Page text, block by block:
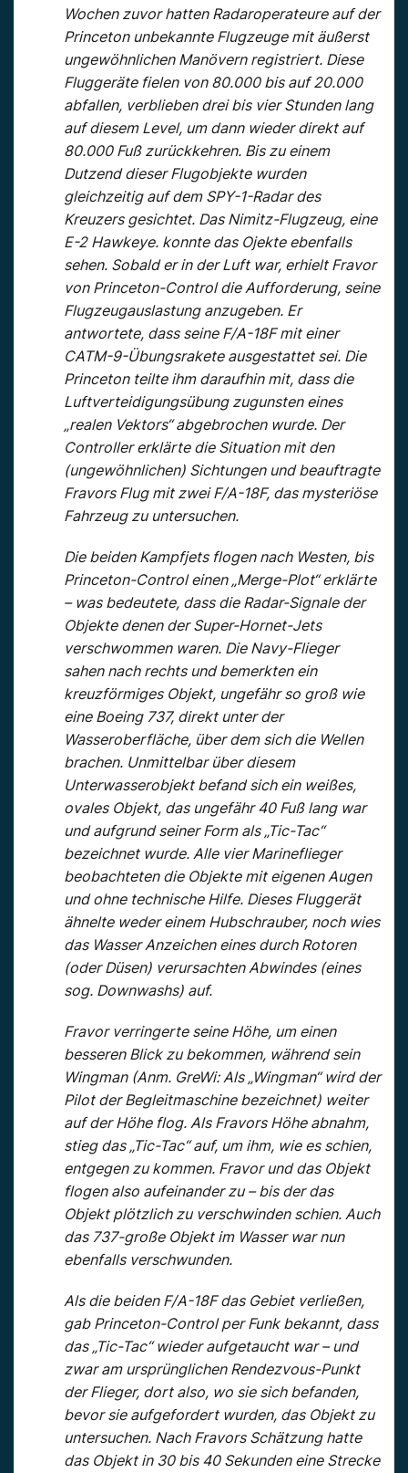
Wochen zuvor hatten Radaroperateure auf der
Princeton unbekannte Flugzeuge mit äußerst
ungewöhnlichen Manövern registriert. Diese
Fluggeräte fielen von 80.000 bis auf 20.000
abfallen, verblieben drei bis vier Stunden lang
auf diesem Level, um dann wieder direkt auf
80.000 Fuß zurückkehren. Bis zu einem
Dutzend dieser Flugobjekte wurden
gleichzeitig auf dem SPY-1-Radar des
Kreuzers gesichtet. Das Nimitz-Flugzeug, eine
E-2 Hawkeye. konnte das Ojekte ebenfalls
sehen. Sobald er in der Luft war, erhielt Fravor
von Princeton-Control die Aufforderung, seine
Flugzeugauslastung anzugeben. Er
antwortete, dass seine F/A-18F mit einer
CATM-9-Übungsrakete ausgestattet sei. Die
Princeton teilte ihm daraufhin mit, dass die
Luftverteidigungsübung zugunsten eines
„realen Vektors“ abgebrochen wurde. Der
Controller erklärte die Situation mit den
(ungewöhnlichen) Sichtungen und beauftragte
Fravors Flug mit zwei F/A-18F, das mysteriöse
Fahrzeug zu untersuchen.
Die beiden Kampfjets flogen nach Westen, bis
Princeton-Control einen „Merge-Plot“ erklärte
– was bedeutete, dass die Radar-Signale der
Objekte denen der Super-Hornet-Jets
verschwommen waren. Die Navy-Flieger
sahen nach rechts und bemerkten ein
kreuzförmiges Objekt, ungefähr so ​​groß wie
eine Boeing 737, direkt unter der
Wasseroberfläche, über dem sich die Wellen
brachen. Unmittelbar über diesem
Unterwasserobjekt befand sich ein weißes,
ovales Objekt, das ungefähr 40 Fuß lang war
und aufgrund seiner Form als „Tic-Tac“
bezeichnet wurde. Alle vier Marineflieger
beobachteten die Objekte mit eigenen Augen
und ohne technische Hilfe. Dieses Fluggerät
ähnelte weder einem Hubschrauber, noch wies
das Wasser Anzeichen eines durch Rotoren
(oder Düsen) verursachten Abwindes (eines
sog. Downwashs) auf.
Fravor verringerte seine Höhe, um einen
besseren Blick zu bekommen, während sein
Wingman (Anm. GreWi: Als „Wingman“ wird der
Pilot der Begleitmaschine bezeichnet) weiter
auf der Höhe flog. Als Fravors Höhe abnahm,
stieg das „Tic-Tac“ auf, um ihm, wie es schien,
entgegen zu kommen. Fravor und das Objekt
flogen also aufeinander zu – bis der das
Objekt plötzlich zu verschwinden schien. Auch
das 737-große Objekt im Wasser war nun
ebenfalls verschwunden.
Als die beiden F/A-18F das Gebiet verließen,
gab Princeton-Control per Funk bekannt, dass
das „Tic-Tac“ wieder aufgetaucht war – und
zwar am ursprünglichen Rendezvous-Punkt
der Flieger, dort also, wo sie sich befanden,
bevor sie aufgefordert wurden, das Objekt zu
untersuchen. Nach Fravors Schätzung hatte
das Objekt in 30 bis 40 Sekunden eine Strecke